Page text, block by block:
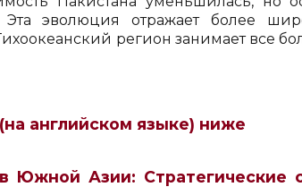
эволюция отражает более
регион занимает все
английском языке) ниже
Азии: Стратегические